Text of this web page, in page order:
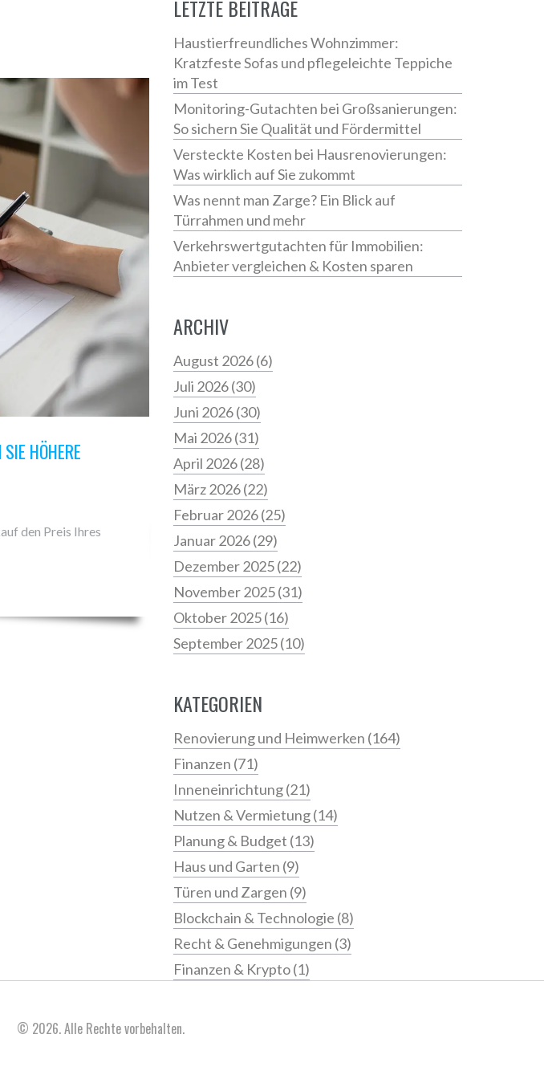
HÖHERE
den Preis Ihres
LETZTE BEITRÄGE
Haustierfreundliches Wohnzimmer:
Kratzfeste Sofas und pflegeleichte Teppiche
im Test
Monitoring-Gutachten bei Großsanierungen:
So sichern Sie Qualität und Fördermittel
Versteckte Kosten bei Hausrenovierungen:
Was wirklich auf Sie zukommt
Was nennt man Zarge? Ein Blick auf
Türrahmen und mehr
Verkehrswertgutachten für Immobilien:
Anbieter vergleichen & Kosten sparen
ARCHIV
August 2026(6)
Juli 2026(30)
Juni 2026(30)
Mai 2026(31)
April 2026(28)
März 2026(22)
Februar 2026(25)
Januar 2026(29)
Dezember 2025(22)
November 2025(31)
Oktober 2025(16)
September 2025(10)
KATEGORIEN
Renovierung und Heimwerken (164)
Finanzen (71)
Inneneinrichtung(21)
Nutzen & Vermietung(14)
Planung & Budget (13)
Haus und Garten (9)
Türen und Zargen (9)
Blockchain & Technologie (8)
Recht & Genehmigungen (3)
Finanzen & Krypto(1)
© 2026. Alle Rechte vorbehalten.